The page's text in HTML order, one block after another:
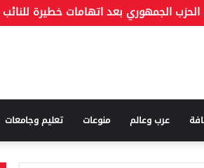
عرب وعالم منوعات تعليم وجامعات